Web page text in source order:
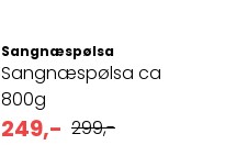
Sangnæspølsa
Sangnæspølsa ca
800g
249,- 299,-